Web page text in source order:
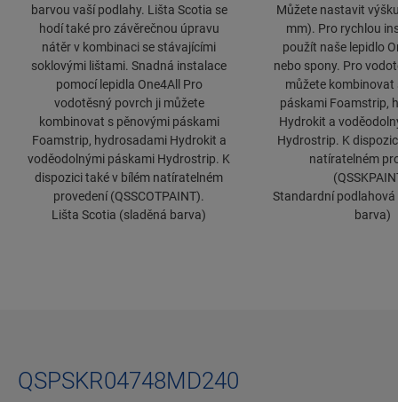
barvou vaší podlahy. Lišta Scotia se
hodí také pro závěrečnou úpravu
nátěr v kombinaci se stávajícími
soklovými lištami. Snadná instalace
pomocí lepidla One4All Pro
vodotěsný povrch ji můžete
kombinovat s pěnovými páskami
Foamstrip, hydrosadami Hydrokit a
voděodolnými páskami Hydrostrip. K
dispozici také v bílém natíratelném
provedení (QSSCOTPAINT).
Lišta Scotia (sladěná barva)
Můžete nastavit
mm). Pro rychlou
použít naše lepidlo
nebo spony. Pro
můžete kombinovat
páskami Foamstrip,
Hydrokit a
Hydrostrip. K
natíratelném
Standardní
barva)
QSPSKR04748MD240